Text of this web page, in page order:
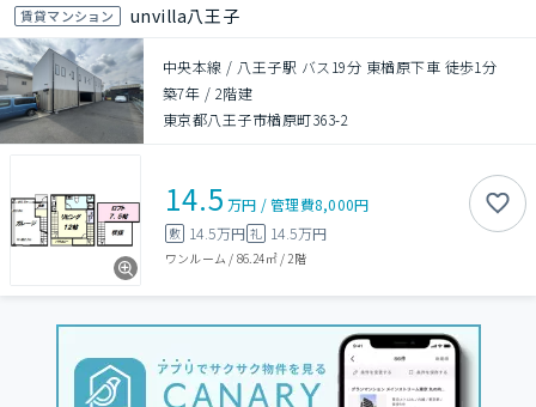
賃貸マンション unvilla八王子
中央本線 / 八王子駅 バス19分 東楢原下車 徒歩1分
築7年 / 2階建
東京都八王子市楢原町363-2
14.5 万円 /管理費8,000円
敷 14.5万円 礼 14.5万円
ワンルーム / 86.24㎡/ 2階